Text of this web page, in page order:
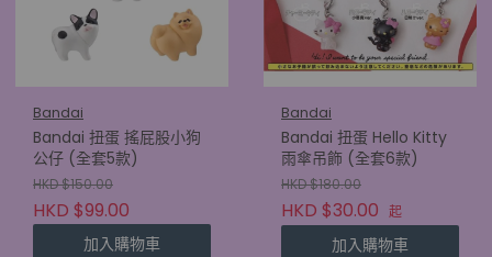
Bandai
Bandai 扭蛋 搖屁股小狗
公仔 (全套5款)
HKD $150.00
HKD $99.00
加入購物車
Bandai
Bandai 扭蛋 Hello Kitty
雨傘吊飾 (全套6款)
HKD $180.00
HKD $30.00 起
加入購物車